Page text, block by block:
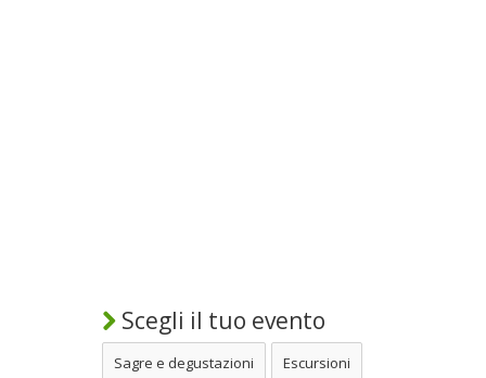
Scegli il tuo evento
Sagre e degustazioni Escursioni